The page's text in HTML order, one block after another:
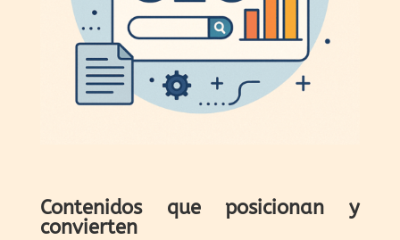
Contenidos que posicionan y
convierten